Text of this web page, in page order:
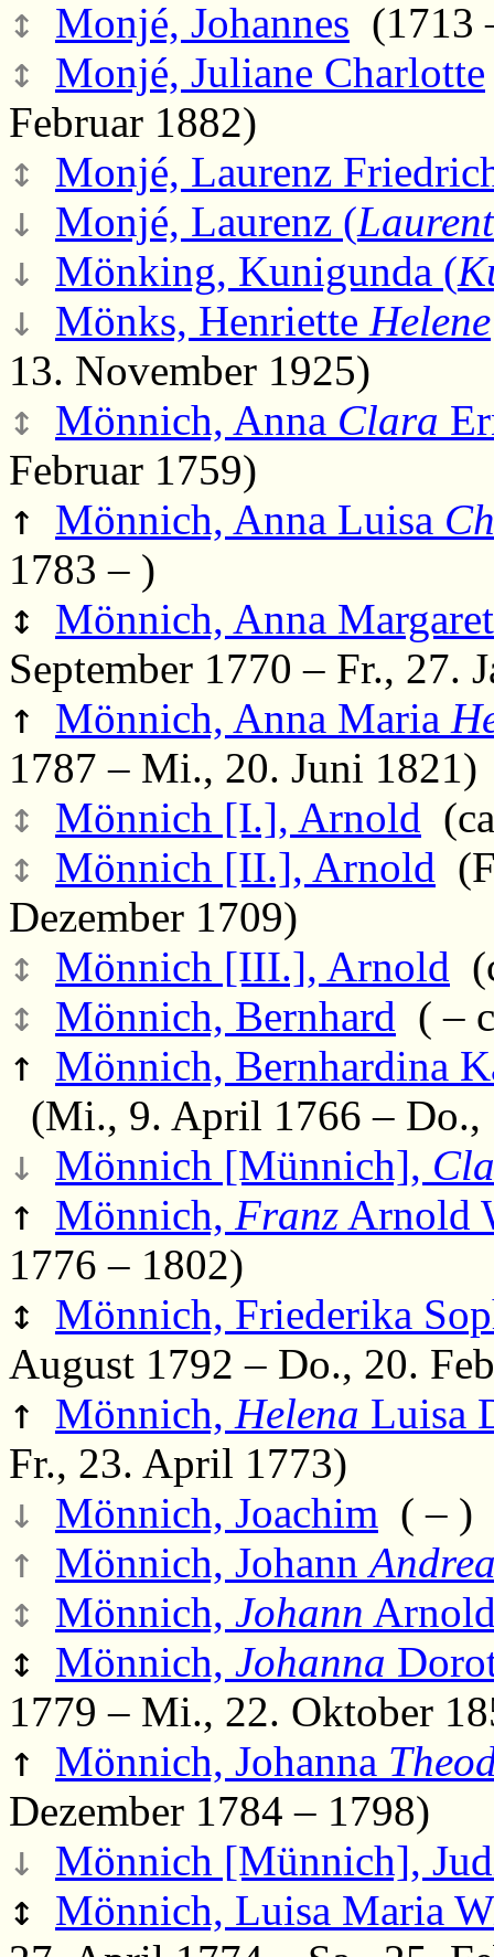
↕ Monjé, Johannes (1713
↕ Monjé, Juliane Charlotte
Februar 1882)
↕ Monjé, Laurenz
↓ Monjé, Laurenz (Laurent
↓ Mönking, Kunigunda (
↓ Mönks, Henriette Helene
13. November 1925)
↕ Mönnich, Anna Clara
Februar 1759)
↑ Mönnich, Anna Luisa
1783 – )
↕ Mönnich, Anna
September 1770 – Fr., 27.
↑ Mönnich, Anna Maria
1787 – Mi., 20. Juni 1821)
↕ Mönnich [I.], Arnold
↕ Mönnich [II.], Arnold
Dezember 1709)
↕ Mönnich [III.], Arnold
↕ Mönnich, Bernhard ( –
↑ Mönnich, Bernhardina
(Mi., 9. April 1766 – Do.,
↓ Mönnich [Münnich],
↑ Mönnich, Franz Arnold
1776 – 1802)
↕ Mönnich, Friederika
August 1792 – Do., 20.
↑ Mönnich, Helena Luisa
Fr., 23. April 1773)
↓ Mönnich, Joachim ( – )
↑ Mönnich, Johann
↕ Mönnich, Johann
↕ Mönnich, Johanna
1779 – Mi., 22. Oktober
↑ Mönnich, Johanna
Dezember 1784 – 1798)
↓ Mönnich [Münnich],
↕ Mönnich, Luisa Maria